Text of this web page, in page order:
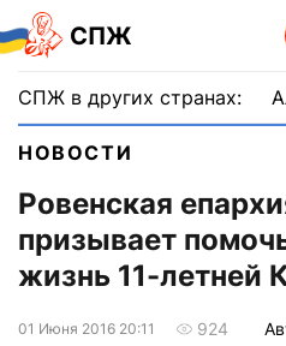
СПЖ
СПЖ в других странах:
НОВОСТИ
Ровенская
призывает
жизнь 11-летней
01 Июня 2016 20:11 924